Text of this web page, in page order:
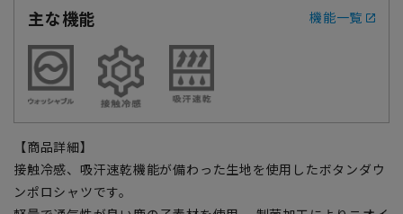
主な機能 機能一覧
【商品詳細】
接触冷感、吸汗速乾機能が備わった生地を使用したボタンダウ
ンポロシャツです。